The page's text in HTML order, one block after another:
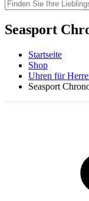
Seasport
Startseite
Shop
Uhren für
Seasport